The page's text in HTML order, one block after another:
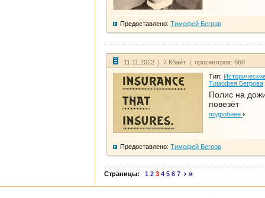
Предоставлено: Тимофей Бегров
11.11.2022 | 7 Кбайт | просмотров: 660
Тип:
Тимофея Бегрова
Полис на
повезёт
подробнее
Предоставлено: Тимофей Бегров
Страницы: 1 2 3 4 5 6 7